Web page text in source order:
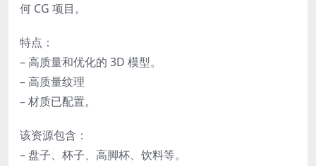
何 CG 项目。
特点：
– 高质量和优化的 3D 模型。
– 高质量纹理
– 材质已配置。
该资源包含：
– 盘子、杯子、高脚杯、饮料等。